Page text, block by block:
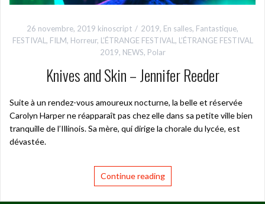
26 novembre, 2019 kinoscript 2019, En salles, Fantastique,
FESTIVAL , FILM, Horreur, L’ÉTRANGE FESTIVAL , L’ÉTRANGE FESTIVAL
2019, NEWS, Polar
Knives and Skin – Jennifer Reeder
Suite à un rendez-vous amoureux nocturne, la belle et réservée
Carolyn Harper ne réapparaît pas chez elle dans sa petite ville bien
tranquille de l’Illinois. Sa mère, qui dirige la chorale du lycée, est
dévastée.
Continue reading